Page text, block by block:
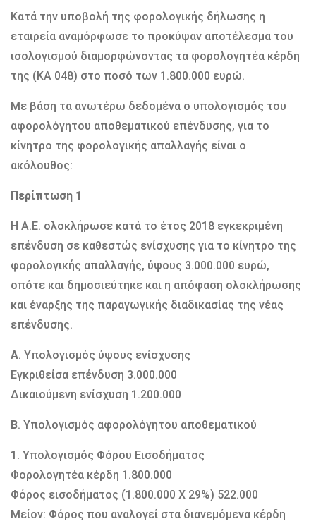
Κατά την υποβολή της φορολογικής δήλωσης η
εταιρεία αναμόρφωσε το προκύψαν αποτέλεσμα του
ισολογισμού διαμορφώνοντας τα φορολογητέα κέρδη
της (ΚΑ 048) στο ποσό των 1.800.000 ευρώ.
Με βάση τα ανωτέρω δεδομένα ο υπολογισμός του
αφορολόγητου αποθεματικού επένδυσης, για το
κίνητρο της φορολογικής απαλλαγής είναι ο
ακόλουθος:
Περίπτωση 1
Η Α.Ε. ολοκλήρωσε κατά το έτος 2018 εγκεκριμένη
επένδυση σε καθεστώς ενίσχυσης για το κίνητρο της
φορολογικής απαλλαγής, ύψους 3.000.000 ευρώ,
οπότε και δημοσιεύτηκε και η απόφαση ολοκλήρωσης
και έναρξης της παραγωγικής διαδικασίας της νέας
επένδυσης.
Α. Υπολογισμός ύψους ενίσχυσης
Εγκριθείσα επένδυση 3.000.000
Δικαιούμενη ενίσχυση 1.200.000
Β. Υπολογισμός αφορολόγητου αποθεματικού
1. Υπολογισμός Φόρου Εισοδήματος
Φορολογητέα κέρδη 1.800.000
Φόρος εισοδήματος (1.800.000 Χ 29%) 522.000
Μείον: Φόρος που αναλογεί στα διανεμόμενα κέρδη